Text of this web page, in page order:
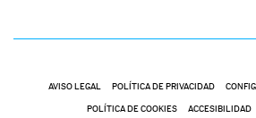
AVISO LEGAL POLÍTICA DE PRIVACIDAD
POLÍTICA DE COOKIES ACCESIBILIDAD